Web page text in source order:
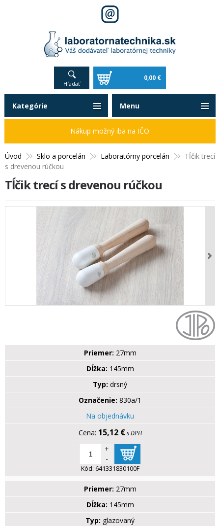
Hľadať
0,00 €
Úvod Sklo a porcelán Laboratórny porcelán
Tĺčik trecí
s drevenou rúčkou
Tĺčik trecí s drevenou rúčkou
Priemer: 27mm
Dĺžka: 145mm
Typ: drsný
Označenie: 830a/1
Na objednávku
15,12 € s DPH
+
-
Kód: 641331830100F
Priemer: 27mm
Dĺžka: 145mm
Typ: glazovaný
Kategórie
Nákup možný iba na IČO
Menu